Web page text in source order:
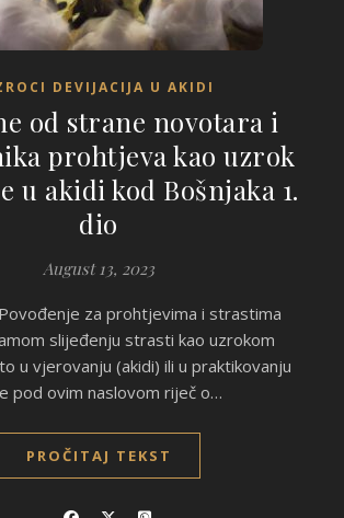
DEVIJACIJA U AKIDI
od strane novotara i
prohtjeva kao uzrok
u akidi kod Bošnjaka 1.
dio
August 13, 2023
slijeđenju strasti kao uzrokom
u vjerovanju (akidi) ili u praktikovanju
pod ovim naslovom riječ o…
PROČITAJ TEKST